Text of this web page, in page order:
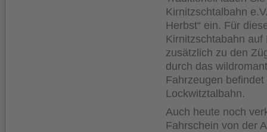
Kirnitzschtalbahn e.V
Herbst“ ein. Für
Kirnitzschtabahn
zusätzlich zu den
durch das
Fahrzeugen
Lockwitztalbahn.
Auch heute noch
Fahrschein von der